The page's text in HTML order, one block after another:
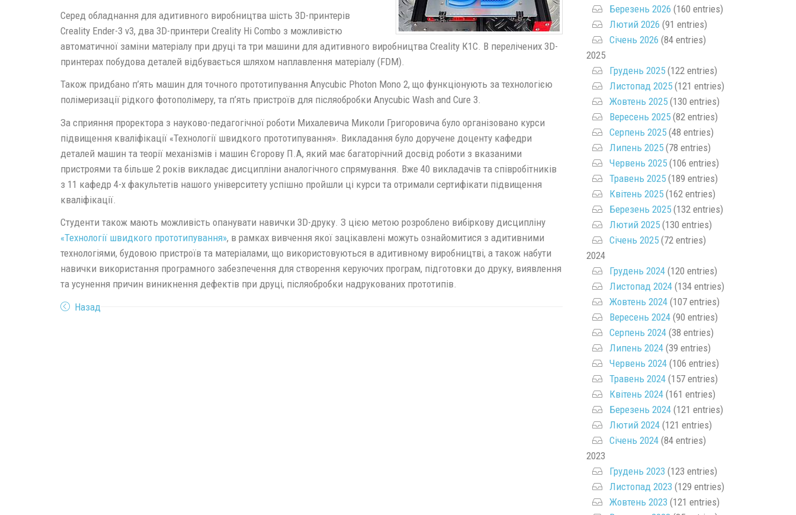
Серед обладнання для адитивного виробництва шість 3D-принтерів
Creality Ender-3 v3, два 3D-принтери Creality Hi Combo з можливістю
автоматичної заміни матеріалу при друці та три машини для адитивного виробництва Creality К1С. В перелічених 3D-
принтерах побудова деталей відбувається шляхом наплавлення матеріалу (FDM).
Також придбано п’ять машин для точного прототипування Anycubic Photon Mono 2, що функціонують за технологією
полімеризації рідкого фотополімеру, та п’ять пристроїв для післяобробки Anycubic Wash and Cure 3.
За сприяння проректора з науково-педагогічної роботи Михалевича Миколи Григоровича було організовано курси
підвищення кваліфікації «Технології швидкого прототипування». Викладання було доручене доценту кафедри
деталей машин та теорії механізмів і машин Єгорову П.А, який має багаторічний досвід роботи з вказаними
пристроями та більше 2 років викладає дисципліни аналогічного спрямування. Вже 40 викладачів та співробітників
з 11 кафедр 4-х факультетів нашого університету успішно пройшли ці курси та отримали сертифікати підвищення
кваліфікації.
Студенти також мають можливість опанувати навички 3D-друку. З цією метою розроблено вибіркову дисципліну
«Технології швидкого прототипування», в рамках вивчення якої зацікавлені можуть ознайомитися з адитивними
технологіями, будовою пристроїв та матеріалами, що використовуються в адитивному виробництві, а також набути
навички використання програмного забезпечення для створення керуючих програм, підготовки до друку, виявлення
та усунення причин виникнення дефектів при друці, післяобробки надрукованих прототипів.
Назад
Березень 2026 (160 entries)
Лютий 2026 (91 entries)
Січень 2026 (84 entries)
2025
Грудень 2025(122 entries)
Листопад 2025(121 entries)
Жовтень 2025(130 entries)
Вересень 2025(82 entries)
Серпень 2025(48 entries)
Липень 2025(78 entries)
Червень 2025(106 entries)
Травень 2025(189 entries)
Квітень 2025(162 entries)
Березень 2025(132 entries)
Лютий 2025(130 entries)
Січень 2025(72 entries)
2024
Грудень 2024(120 entries)
Листопад 2024(134 entries)
Жовтень 2024(107 entries)
Вересень 2024(90 entries)
Серпень 2024(38 entries)
Липень 2024(39 entries)
Червень 2024(106 entries)
Травень 2024(157 entries)
Квітень 2024(161 entries)
Березень 2024(121 entries)
Лютий 2024(121 entries)
Січень 2024(84 entries)
2023
Грудень 2023 (123 entries)
Листопад 2023 (129 entries)
Жовтень 2023 (121 entries)